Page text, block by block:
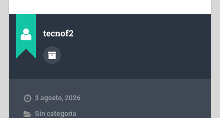
tecnof2
3 agosto, 2026
Sin categoría